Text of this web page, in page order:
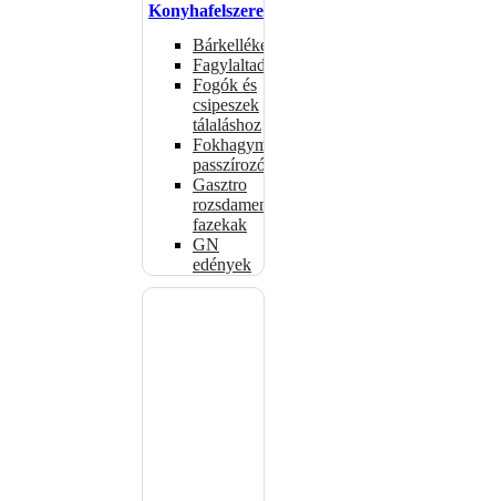
Konyhafelszerelés
Bárkellékek
Fagylaltadagolók
Fogók és
csipeszek
tálaláshoz
Fokhagymaprések,
passzírozók
Gasztro
rozsdamentes
fazekak
GN
edények